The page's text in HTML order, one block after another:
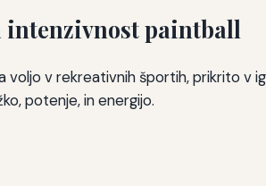
intenzivnost paintball
v rekreativnih športih, prikrito v
potenje, in energijo.